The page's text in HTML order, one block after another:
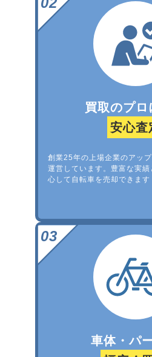
買取のプロ
安心査
創業25年の上場企業のアッ
運営しています。豊富な実
心して自転車を売却できます
車体・パ